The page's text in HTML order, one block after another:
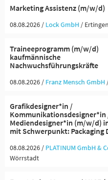
Marketing Assistenz (m/w/d)
08.08.2026 / Lock GmbH / Ertingen
Traineeprogramm (m/w/d)
kaufmännische
Nachwuchsführungskräfte
08.08.2026 / Franz Mensch GmbH
Grafikdesigner*in /
Kommunikationsdesigner*in
Mediendesigner*in (m/w/d)
mit Schwerpunkt: Packaging
08.08.2026 / PLATINUM GmbH &
Wörrstadt